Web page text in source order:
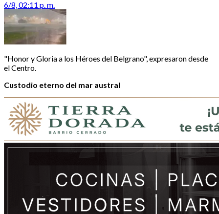
6/8, 02:11 p. m.
"Honor y Gloria a los Héroes del Belgrano", expresaron desde
el Centro.
Custodio eterno del mar austral